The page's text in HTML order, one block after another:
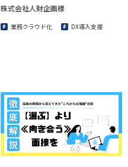
株式会社人財企画様
業務クラウド化 DX導入支援